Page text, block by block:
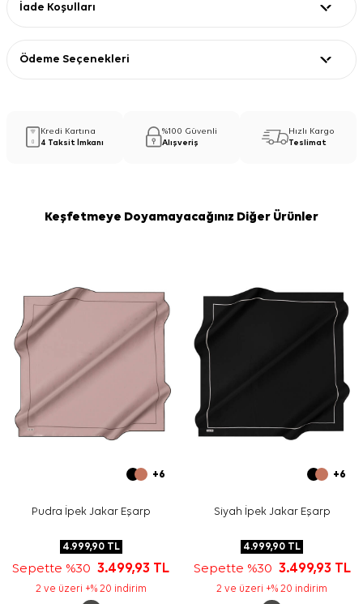
İade Koşulları
Ödeme Seçenekleri
Kredi Kartına
4 Taksit İmkanı
%100 Güvenli
Alışveriş
Hızlı Kargo
Teslimat
Keşfetmeye Doyamayacağınız Diğer Ürünler
+6
Pudra İpek Jakar Eşarp
4.999,90TL
Sepette %303.499,93 TL
2 ve üzeri +% 20 indirim
+6
Siyah İpek Jakar Eşarp
4.999,90 TL
Sepette %30 3.499,93 TL
2 ve üzeri +% 20 indirim